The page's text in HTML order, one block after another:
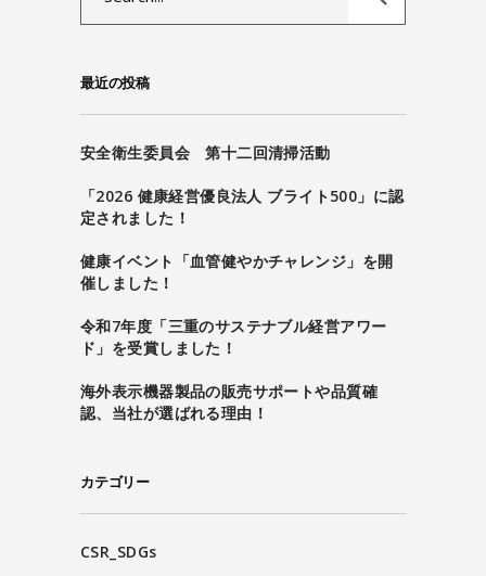
最近の投稿
安全衛生委員会 第十二回清掃活動
「2026 健康経営優良法人 ブライト500」に認
定されました！
健康イベント「血管健やかチャレンジ」を開
催しました！
令和7年度「三重のサステナブル経営アワー
ド」を受賞しました！
海外表示機器製品の販売サポートや品質確
認、当社が選ばれる理由！
カテゴリー
CSR_SDGs